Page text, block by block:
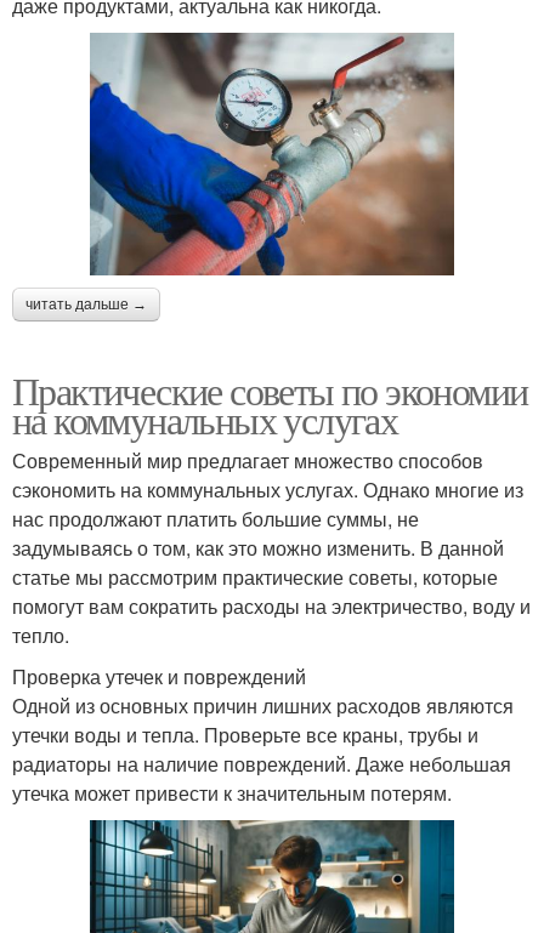
даже продуктами, актуальна как никогда.
читать дальше →
Практические советы по экономии
на коммунальных услугах
Современный мир предлагает множество способов
сэкономить на коммунальных услугах. Однако многие из
нас продолжают платить большие суммы, не
задумываясь о том, как это можно изменить. В данной
статье мы рассмотрим практические советы, которые
помогут вам сократить расходы на электричество, воду и
тепло.
Проверка утечек и повреждений
Одной из основных причин лишних расходов являются
утечки воды и тепла. Проверьте все краны, трубы и
радиаторы на наличие повреждений. Даже небольшая
утечка может привести к значительным потерям.